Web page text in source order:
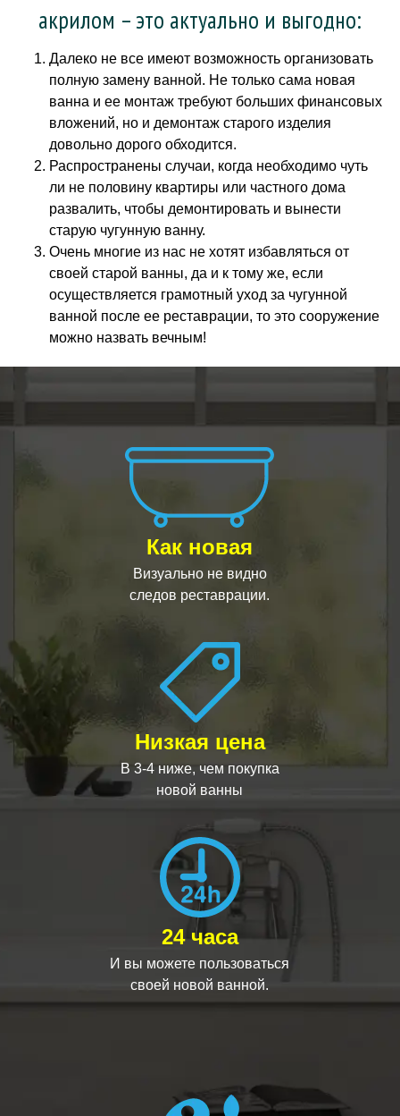
акрилом – это актуально и выгодно:
Далеко не все имеют возможность организовать
полную замену ванной. Не только сама новая
ванна и ее монтаж требуют больших финансовых
вложений, но и демонтаж старого изделия
довольно дорого обходится.
Распространены случаи, когда необходимо чуть
ли не половину квартиры или частного дома
развалить, чтобы демонтировать и вынести
старую чугунную ванну.
Очень многие из нас не хотят избавляться от
своей старой ванны, да и к тому же, если
осуществляется грамотный уход за чугунной
ванной после ее реставрации, то это сооружение
можно назвать вечным!
Как новая
Визуально не видно
следов реставрации.
Низкая цена
В 3-4 ниже, чем покупка
новой ванны
24 часа
И вы можете пользоваться
своей новой ванной.